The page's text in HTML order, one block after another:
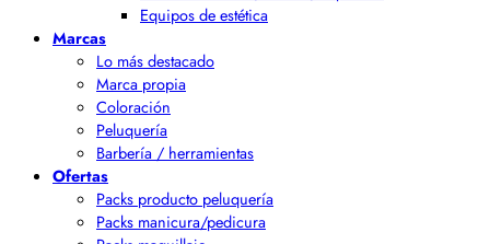
Equipos de estética
Marcas
Lo más destacado
Marca propia
Coloración
Peluquería
Barbería / herramientas
Ofertas
Packs producto peluquería
Packs manicura/pedicura